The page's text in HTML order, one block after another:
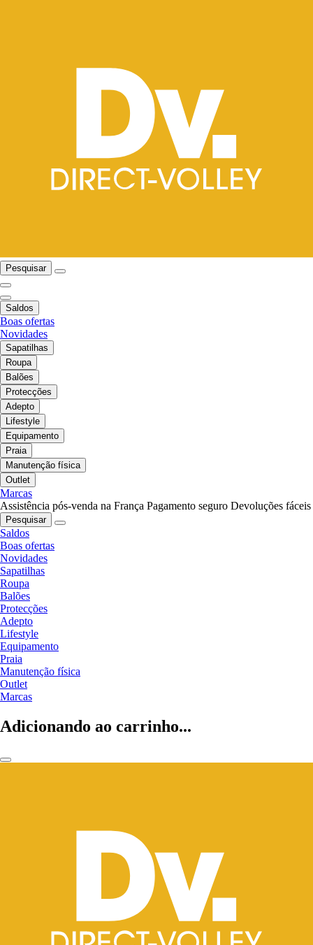
Pesquisar
Saldos
Boas ofertas
Novidades
Sapatilhas
Roupa
Balões
Protecções
Adepto
Lifestyle
Equipamento
Praia
Manutenção física
Outlet
Marcas
Assistência pós-venda na França Pagamento seguro Devoluções fáceis
Pesquisar
Saldos
Boas ofertas
Novidades
Sapatilhas
Roupa
Balões
Protecções
Adepto
Lifestyle
Equipamento
Praia
Manutenção física
Outlet
Marcas
Adicionando ao carrinho...